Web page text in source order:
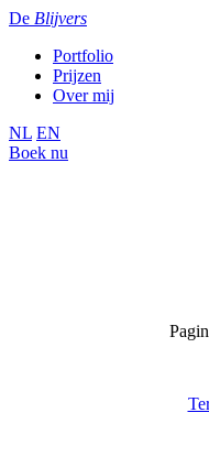
De Blijvers
Portfolio
Prijzen
Over mij
NL EN
Boek nu